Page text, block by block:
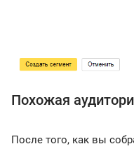
Похожая
После того, как вы